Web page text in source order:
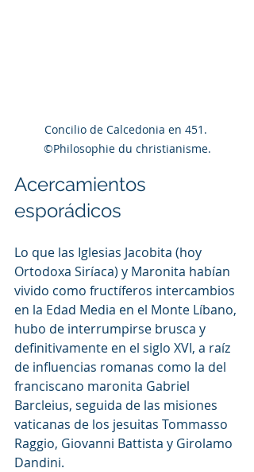
Concilio de Calcedonia en 451.
©Philosophie du christianisme.
Acercamientos
esporádicos
Lo que las Iglesias Jacobita (hoy
Ortodoxa Siríaca) y Maronita habían
vivido como fructíferos intercambios
en la Edad Media en el Monte Líbano,
hubo de interrumpirse brusca y
definitivamente en el siglo XVI, a raíz
de influencias romanas como la del
franciscano maronita Gabriel
Barcleius, seguida de las misiones
vaticanas de los jesuitas Tommasso
Raggio, Giovanni Battista y Girolamo
Dandini.